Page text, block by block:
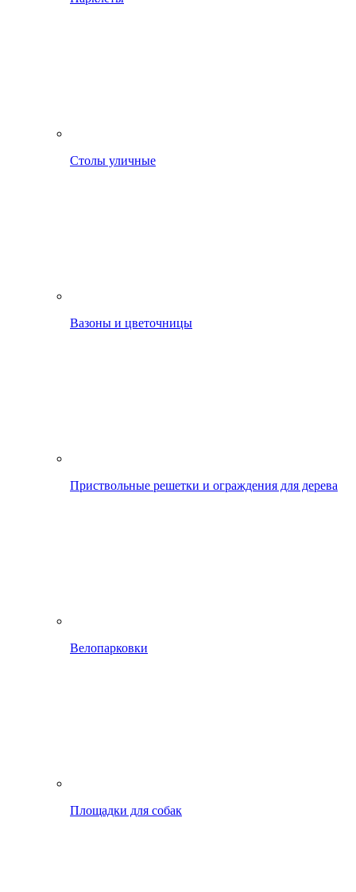
Столы уличные
Вазоны и цветочницы
Приствольные решетки и ограждения для дерева
Велопарковки
Площадки для собак